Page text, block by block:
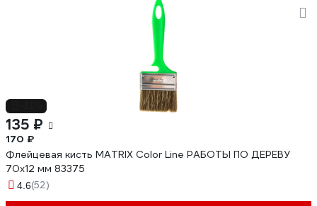
135 ₽
170 ₽
Флейцевая кисть MATRIX Color Line РАБОТЫ ПО ДЕРЕВУ
70х12 мм 83375
4.6(52)